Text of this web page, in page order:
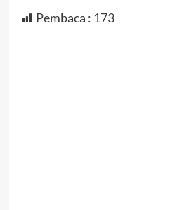
Pembaca : 173